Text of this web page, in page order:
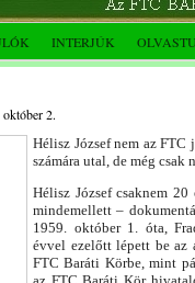
INTERJÚK
2.
Hélisz József nem az FTC
számára utal, de még csak
Hélisz József csaknem
mindemellett –
1959. október 1. óta,
évvel ezelőtt lépett be az
FTC Baráti Körbe, mint